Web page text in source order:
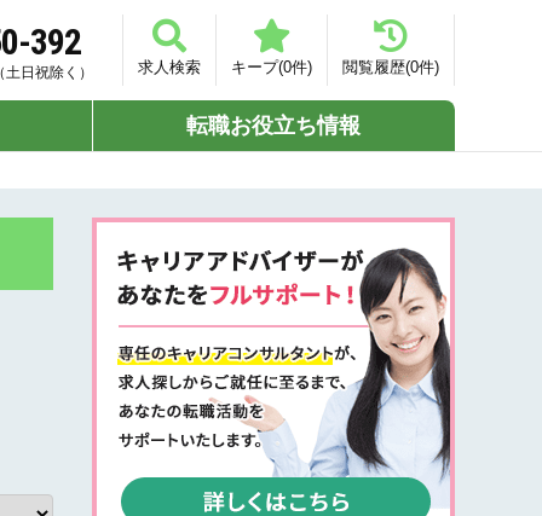
392
日祝除く） 求人検索 キープ(0件) 閲覧履歴(0件)
転職お役立ち情報